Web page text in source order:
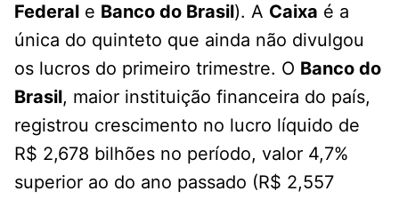
Federal e Banco do Brasil). A Caixa é a
única do quinteto que ainda não divulgou
os lucros do primeiro trimestre. O Banco do
Brasil, maior instituição financeira do país,
registrou crescimento no lucro líquido de
R$ 2,678 bilhões no período, valor 4,7%
superior ao do ano passado (R$ 2,557